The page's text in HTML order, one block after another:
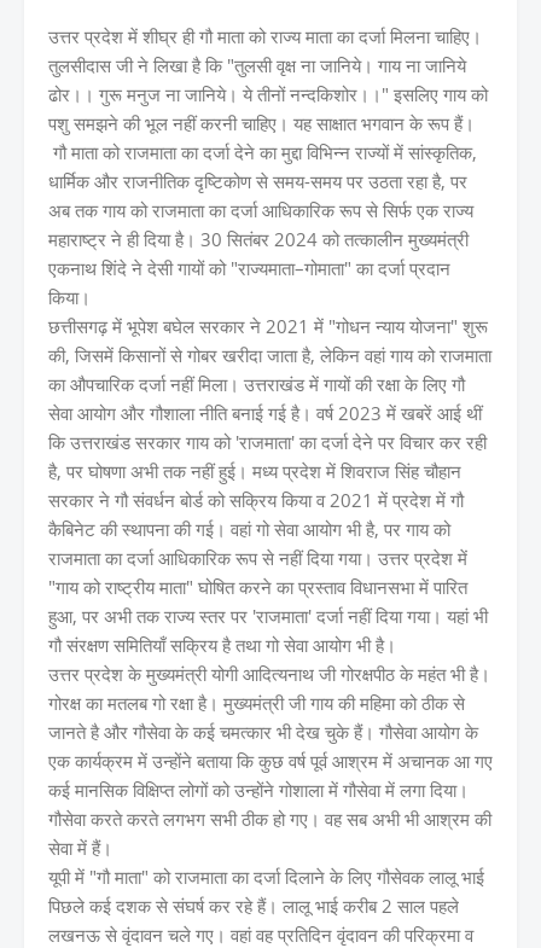
उत्तर प्रदेश में शीघ्र ही गौ माता को राज्य माता का दर्जा मिलना चाहिए।
तुलसीदास जी ने लिखा है कि "तुलसी वृक्ष ना जानिये। गाय ना जानिये
ढोर।। गुरू मनुज ना जानिये। ये तीनों नन्दकिशोर।।" इसलिए गाय को
पशु समझने की भूल नहीं करनी चाहिए। यह साक्षात भगवान के रूप हैं।
गौ माता को राजमाता का दर्जा देने का मुद्दा विभिन्न राज्यों में सांस्कृतिक,
धार्मिक और राजनीतिक दृष्टिकोण से समय-समय पर उठता रहा है, पर
अब तक गाय को राजमाता का दर्जा आधिकारिक रूप से सिर्फ एक राज्य
महाराष्ट्र ने ही दिया है। 30 सितंबर 2024 को तत्कालीन मुख्यमंत्री
एकनाथ शिंदे ने देसी गायों को "राज्यमाता–गोमाता" का दर्जा प्रदान
किया।
छत्तीसगढ़ में भूपेश बघेल सरकार ने 2021 में "गोधन न्याय योजना" शुरू
की, जिसमें किसानों से गोबर खरीदा जाता है, लेकिन वहां गाय को राजमाता
का औपचारिक दर्जा नहीं मिला। उत्तराखंड में गायों की रक्षा के लिए गौ
सेवा आयोग और गौशाला नीति बनाई गई है। वर्ष 2023 में खबरें आई थीं
कि उत्तराखंड सरकार गाय को 'राजमाता' का दर्जा देने पर विचार कर रही
है, पर घोषणा अभी तक नहीं हुई। मध्य प्रदेश में शिवराज सिंह चौहान
सरकार ने गौ संवर्धन बोर्ड को सक्रिय किया व 2021 में प्रदेश में गौ
कैबिनेट की स्थापना की गई। वहां गो सेवा आयोग भी है, पर गाय को
राजमाता का दर्जा आधिकारिक रूप से नहीं दिया गया। उत्तर प्रदेश में
"गाय को राष्ट्रीय माता" घोषित करने का प्रस्ताव विधानसभा में पारित
हुआ, पर अभी तक राज्य स्तर पर 'राजमाता' दर्जा नहीं दिया गया। यहां भी
गौ संरक्षण समितियाँ सक्रिय है तथा गो सेवा आयोग भी है।
उत्तर प्रदेश के मुख्यमंत्री योगी आदित्यनाथ जी गोरक्षपीठ के महंत भी है।
गोरक्ष का मतलब गो रक्षा है। मुख्यमंत्री जी गाय की महिमा को ठीक से
जानते है और गौसेवा के कई चमत्कार भी देख चुके हैं। गौसेवा आयोग के
एक कार्यक्रम में उन्होंने बताया कि कुछ वर्ष पूर्व आश्रम में अचानक आ गए
कई मानसिक विक्षिप्त लोगों को उन्होंने गोशाला में गौसेवा में लगा दिया।
गौसेवा करते करते लगभग सभी ठीक हो गए। वह सब अभी भी आश्रम की
सेवा में हैं।
यूपी में "गौ माता" को राजमाता का दर्जा दिलाने के लिए गौसेवक लालू भाई
पिछले कई दशक से संघर्ष कर रहे हैं। लालू भाई करीब 2 साल पहले
लखनऊ से वृंदावन चले गए। वहां वह प्रतिदिन वृंदावन की परिक्रमा व